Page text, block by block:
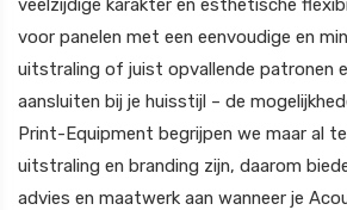
voor panelen met een eenvoudige en
uitstraling of juist opvallende patronen
aansluiten bij je huisstijl – de
Print-Equipment begrijpen we maar al
uitstraling en branding zijn, daarom
advies en maatwerk aan wanneer je